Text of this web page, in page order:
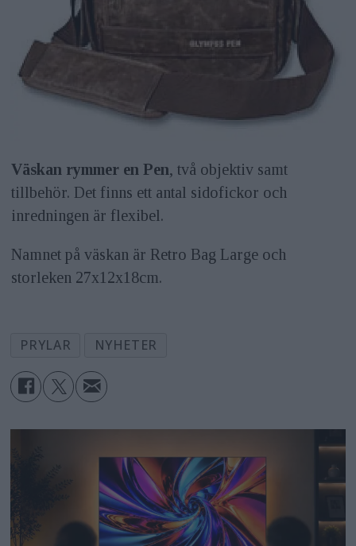
Väskan rymmer en Pen, två objektiv samt
tillbehör. Det finns ett antal sidofickor och
inredningen är flexibel.
Namnet på väskan är Retro Bag Large och
storleken 27x12x18cm.
PRYLAR NYHETER